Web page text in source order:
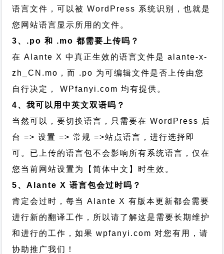
语言文件，可以被 WordPress 系统识别，也就是
您网站语言显示所用的文件。
3、.po 和 .mo 都需要上传吗？
在 Alante X 中真正生效的语言文件是 alante-x-
zh_CN.mo，而 .po 为可编辑文件是否上传由您
自行决定， WPfanyi.com 均有提供。
4、我可以用中英文双语吗？
当然可以，要切换语言，只需要在 WordPress 后
台 => 设置 => 常规 =>站点语言，进行选择即
可。已上传的语言包不会影响所有系统语言，仅在
您当前网站设置为【简体中文】时生效。
5、Alante X 语言包会过时吗？
肯定会过时，每当 Alante X 有版本更新都会需要
进行新的翻译工作，所以请了解这是需要长期维护
和进行的工作，如果 wpfanyi.com 对您有用，请
协助推广我们！